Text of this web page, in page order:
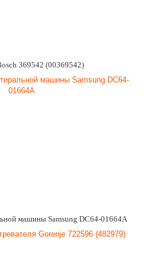
369542 (00369542)
машины Samsung DC64-01664A